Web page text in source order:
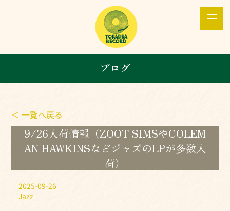
ブログ
＜ 一覧へ戻る
9/26入荷情報（ZOOT SIMSやCOLEM
AN HAWKINSなどジャズのLPが多数入
荷）
2025-09-26
Jazz